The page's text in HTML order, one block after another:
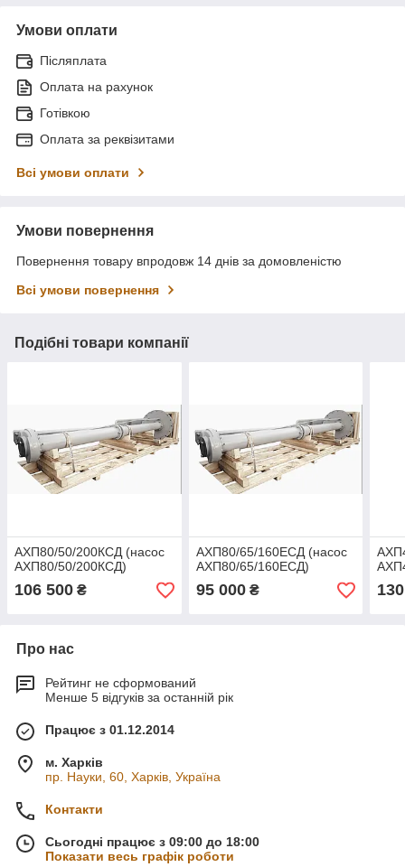
Умови оплати
Післяплата
Оплата на рахунок
Готівкою
Оплата за реквізитами
Всі умови оплати
Умови повернення
Повернення товару впродовж 14 днів за домовленістю
Всі умови повернення
Подібні товари компанії
АХП80/50/200КСД (насос
АХП80/50/200КСД)
106 500 ₴
АХП80/65/160ЕСД (насос
АХП80/65/160ЕСД)
95 000₴
Про нас
Рейтинг не сформований
Менше 5 відгуків за останній рік
Працює з 01.12.2014
м. Харків
пр. Науки, 60, Харків, Україна
Контакти
Сьогодні працює з 09:00 до 18:00
Показати весь графік роботи